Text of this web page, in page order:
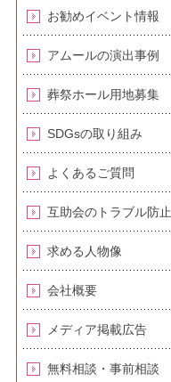
お勧めイベント情報
アムールの演出事例
葬祭ホール用地募集
SDGsの取り組み
よくあるご質問
互助会のトラブル防止
求める人物像
会社概要
メディア掲載広告
無料相談・事前相談